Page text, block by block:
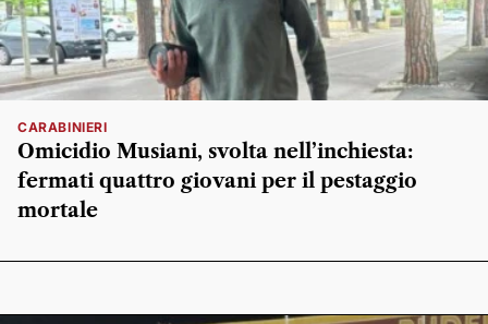
CARABINIERI
Omicidio Musiani, svolta nell’inchiesta:
fermati quattro giovani per il pestaggio
mortale